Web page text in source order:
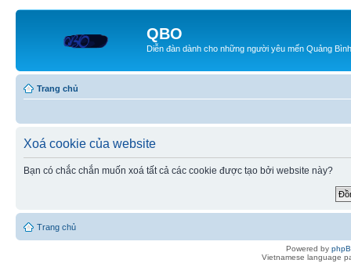
QBO
Diễn đàn dành cho những người yêu mến Quảng Bình
Trang chủ
Xoá cookie của website
Bạn có chắc chắn muốn xoá tất cả các cookie được tạo bởi website này?
Trang chủ
Powered by
Vietnamese language